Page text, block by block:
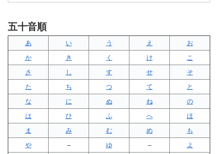
五十音順
あ い う え
お
か
き く け
こ
さ
し す せ
そ
た
ち つ て
と
な
に ぬ ね
の
は
ひ ふ へ
ほ
ま
み む め
も
や
– ゆ –
よ